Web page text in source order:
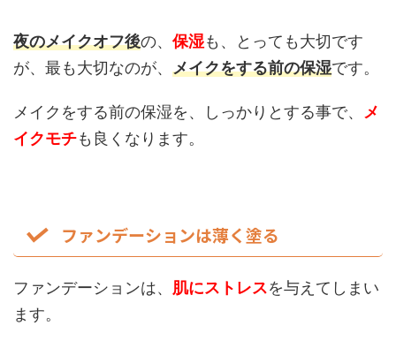
夜のメイクオフ後の、 保湿も、とっても大切です
が、最も大切なのが、 メイクをする前の保湿です。
メイクをする前の保湿を、しっかりとする事で、
メ
イクモチも良くなります。
ファンデーションは薄く塗る
ファンデーションは、 肌にストレスを与えてしまい
ます。